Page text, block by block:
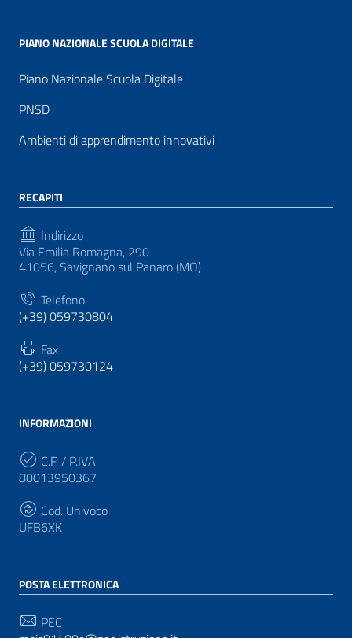
PIANO NAZIONALE SCUOLA DIGITALE
Piano Nazionale Scuola Digitale
PNSD
Ambienti di apprendimento innovativi
RECAPITI
Indirizzo
Via Emilia Romagna, 290
41056, Savignano sul Panaro (MO)
Telefono
(+39) 059730804
Fax
(+39) 059730124
INFORMAZIONI
C.F. / P.IVA
80013950367
Cod. Univoco
UFB6XK
POSTA ELETTRONICA
PEC